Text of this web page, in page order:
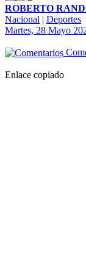
ROBERTO
Nacional | Deportes
Martes, 28 Mayo
Enlace copiado